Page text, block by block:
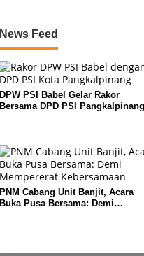
News Feed
DPW PSI Babel Gelar Rakor
Bersama DPD PSI Pangkalpinang
PNM Cabang Unit Banjit, Acara
Buka Pusa Bersama: Demi